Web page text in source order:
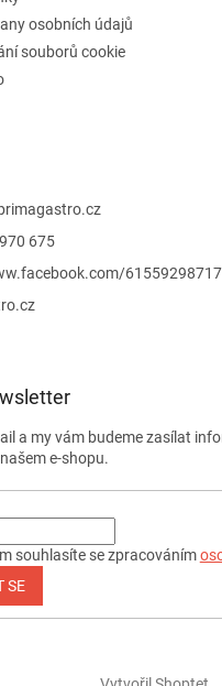
u
osobních údajů
souborů cookie
675
a my vám budeme zasílat
e-shopu.
souhlasíte se zpracováním
SE